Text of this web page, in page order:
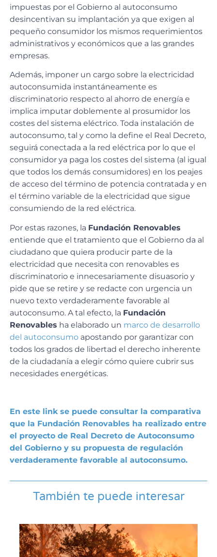
impuestas por el Gobierno al autoconsumo
desincentivan su implantación ya que exigen al
pequeño consumidor los mismos requerimientos
administrativos y económicos que a las grandes
empresas.
Además, imponer un cargo sobre la electricidad
autoconsumida instantáneamente es
discriminatorio respecto al ahorro de energía e
implica imputar doblemente al prosumidor los
costes del sistema eléctrico. Toda instalación de
autoconsumo, tal y como la define el Real Decreto,
seguirá conectada a la red eléctrica por lo que el
consumidor ya paga los costes del sistema (al igual
que todos los demás consumidores) en los peajes
de acceso del término de potencia contratada y en
el término variable de la electricidad que sigue
consumiendo de la red eléctrica.
Por estas razones, la Fundación Renovables
entiende que el tratamiento que el Gobierno da al
ciudadano que quiera producir parte de la
electricidad que necesita con renovables es
discriminatorio e innecesariamente disuasorio y
pide que se retire y se redacte con urgencia un
nuevo texto verdaderamente favorable al
autoconsumo. A tal efecto, la Fundación
Renovables ha elaborado un marco de desarrollo
del autoconsumo apostando por garantizar con
todos los grados de libertad el derecho inherente
de la ciudadanía a elegir cómo quiere cubrir sus
necesidades energéticas.
En este link se puede consultar la comparativa
que la Fundación Renovables ha realizado entre
el proyecto de Real Decreto de Autoconsumo
del Gobierno y su propuesta de regulación
verdaderamente favorable al autoconsumo.
También te puede interesar